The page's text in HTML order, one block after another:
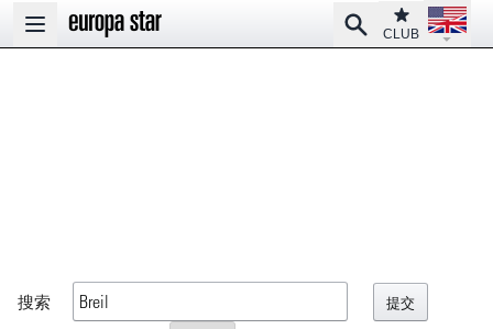
Open main menu
SearchClub
CLUB
Open
搜索